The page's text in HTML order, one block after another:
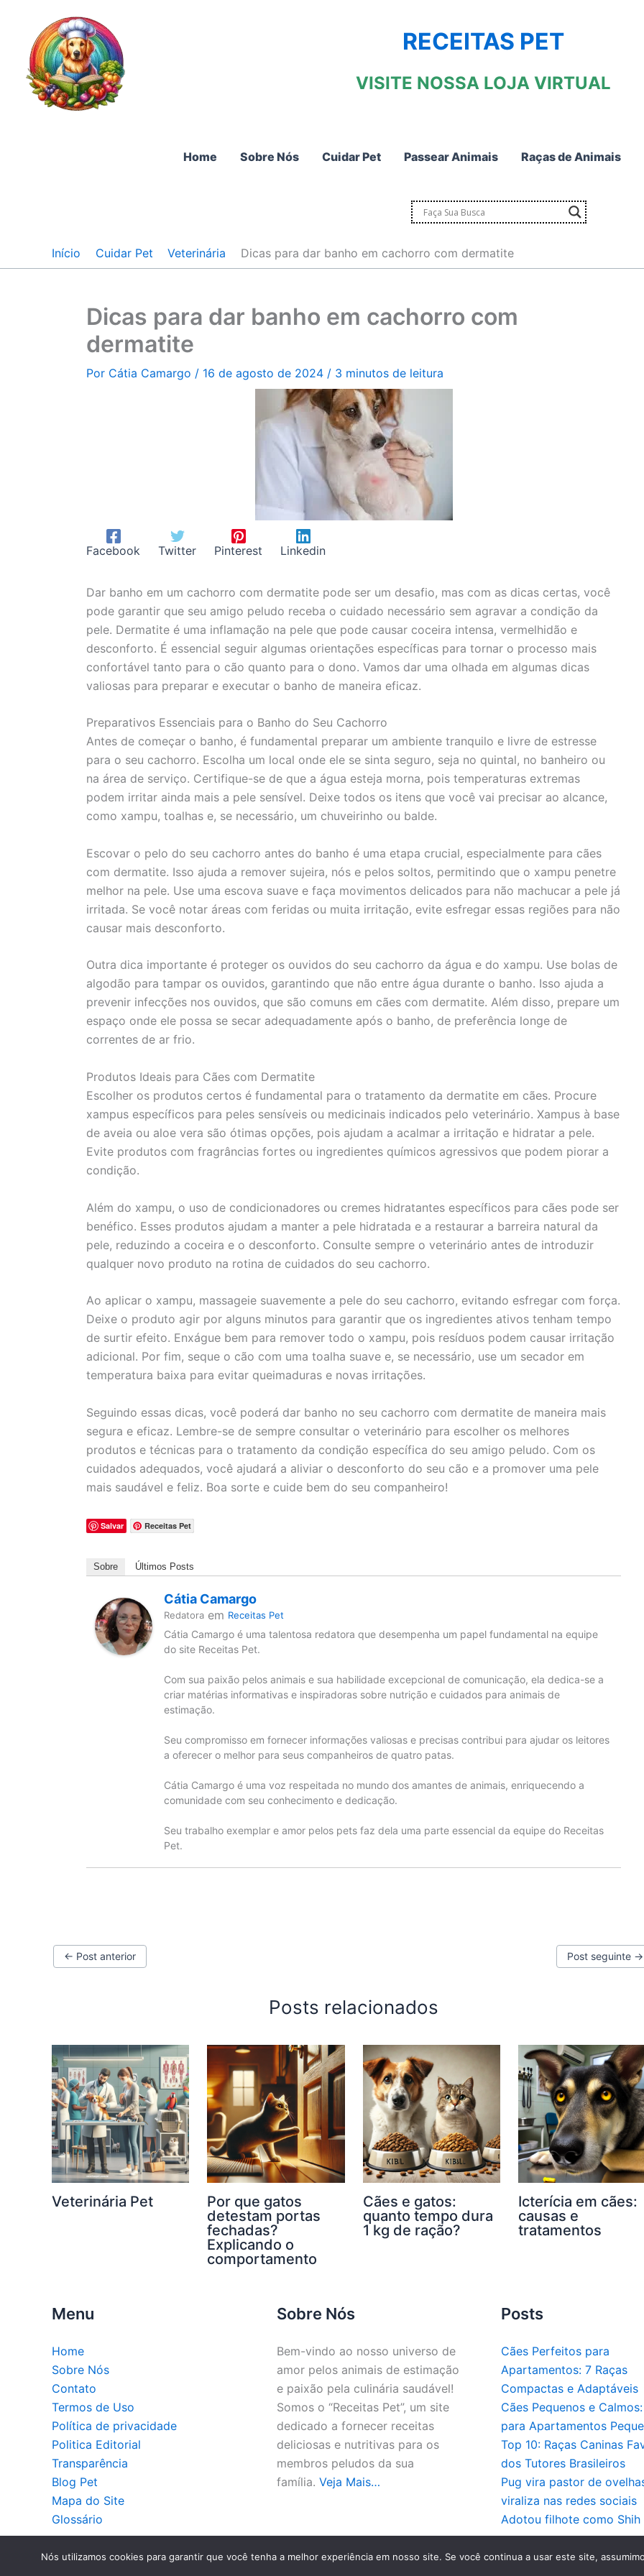
conteúdo
RECEITAS PET
VISITE NOSSA LOJA VIRTUAL
Home Sobre Nós Cuidar Pet Passear Animais Raças de Animais
Início Cuidar Pet Veterinária Dicas para dar banho em cachorro com dermatite
Dicas para dar banho em cachorro com
dermatite
Por Cátia Camargo / 16 de agosto de 2024 / 3 minutos de leitura
Facebook Twitter Pinterest Linkedin
Dar banho em um cachorro com dermatite pode ser um desafio, mas com as dicas certas, você
pode garantir que seu amigo peludo receba o cuidado necessário sem agravar a condição da
pele. Dermatite é uma inflamação na pele que pode causar coceira intensa, vermelhidão e
desconforto. É essencial seguir algumas orientações específicas para tornar o processo mais
confortável tanto para o cão quanto para o dono. Vamos dar uma olhada em algumas dicas
valiosas para preparar e executar o banho de maneira eficaz.
Preparativos Essenciais para o Banho do Seu Cachorro
Antes de começar o banho, é fundamental preparar um ambiente tranquilo e livre de estresse
para o seu cachorro. Escolha um local onde ele se sinta seguro, seja no quintal, no banheiro ou
na área de serviço. Certifique-se de que a água esteja morna, pois temperaturas extremas
podem irritar ainda mais a pele sensível. Deixe todos os itens que você vai precisar ao alcance,
como xampu, toalhas e, se necessário, um chuveirinho ou balde.
Escovar o pelo do seu cachorro antes do banho é uma etapa crucial, especialmente para cães
com dermatite. Isso ajuda a remover sujeira, nós e pelos soltos, permitindo que o xampu penetre
melhor na pele. Use uma escova suave e faça movimentos delicados para não machucar a pele já
irritada. Se você notar áreas com feridas ou muita irritação, evite esfregar essas regiões para não
causar mais desconforto.
Outra dica importante é proteger os ouvidos do seu cachorro da água e do xampu. Use bolas de
algodão para tampar os ouvidos, garantindo que não entre água durante o banho. Isso ajuda a
prevenir infecções nos ouvidos, que são comuns em cães com dermatite. Além disso, prepare um
espaço onde ele possa se secar adequadamente após o banho, de preferência longe de
correntes de ar frio.
Produtos Ideais para Cães com Dermatite
Escolher os produtos certos é fundamental para o tratamento da dermatite em cães. Procure
xampus específicos para peles sensíveis ou medicinais indicados pelo veterinário. Xampus à base
de aveia ou aloe vera são ótimas opções, pois ajudam a acalmar a irritação e hidratar a pele.
Evite produtos com fragrâncias fortes ou ingredientes químicos agressivos que podem piorar a
condição.
Além do xampu, o uso de condicionadores ou cremes hidratantes específicos para cães pode ser
benéfico. Esses produtos ajudam a manter a pele hidratada e a restaurar a barreira natural da
pele, reduzindo a coceira e o desconforto. Consulte sempre o veterinário antes de introduzir
qualquer novo produto na rotina de cuidados do seu cachorro.
Ao aplicar o xampu, massageie suavemente a pele do seu cachorro, evitando esfregar com força.
Deixe o produto agir por alguns minutos para garantir que os ingredientes ativos tenham tempo
de surtir efeito. Enxágue bem para remover todo o xampu, pois resíduos podem causar irritação
adicional. Por fim, seque o cão com uma toalha suave e, se necessário, use um secador em
temperatura baixa para evitar queimaduras e novas irritações.
Seguindo essas dicas, você poderá dar banho no seu cachorro com dermatite de maneira mais
segura e eficaz. Lembre-se de sempre consultar o veterinário para escolher os melhores
produtos e técnicas para o tratamento da condição específica do seu amigo peludo. Com os
cuidados adequados, você ajudará a aliviar o desconforto do seu cão e a promover uma pele
mais saudável e feliz. Boa sorte e cuide bem do seu companheiro!
Salvar Receitas Pet
Sobre Últimos Posts
Cátia Camargo
Redatora em Receitas Pet
Cátia Camargo é uma talentosa redatora que desempenha um papel fundamental na equipe
do site Receitas Pet.
Com sua paixão pelos animais e sua habilidade excepcional de comunicação, ela dedica-se a
criar matérias informativas e inspiradoras sobre nutrição e cuidados para animais de
estimação.
Seu compromisso em fornecer informações valiosas e precisas contribui para ajudar os leitores
a oferecer o melhor para seus companheiros de quatro patas.
Cátia Camargo é uma voz respeitada no mundo dos amantes de animais, enriquecendo a
comunidade com seu conhecimento e dedicação.
Seu trabalho exemplar e amor pelos pets faz dela uma parte essencial da equipe do Receitas
Pet.
← Post anterior Post seguinte →
Posts relacionados
Veterinária Pet
Por que gatos
detestam portas
fechadas?
Explicando o
comportamento
Cães e gatos:
quanto tempo dura
1 kg de ração?
Icterícia em cães:
causas e
tratamentos
Menu
Home
Sobre Nós
Contato
Termos de Uso
Política de privacidade
Politica Editorial
Transparência
Blog Pet
Mapa do Site
Glossário
Sobre Nós
Bem-vindo ao nosso universo de
amor pelos animais de estimação
e paixão pela culinária saudável!
Somos o “Receitas Pet”, um site
dedicado a fornecer receitas
deliciosas e nutritivas para os
membros peludos da sua
família. Veja Mais…
Posts
Cães Perfeitos para
Apartamentos: 7 Raças
Compactas e Adaptáveis
Cães Pequenos e
para Apartamentos
Top 10: Raças Caninas
dos Tutores Brasileiros
Pug vira pastor de
viraliza nas redes sociais
Adotou filhote como Shih
Nós utilizamos cookies para garantir que você tenha a melhor experiência em nosso site. Se você continua a usar este site,